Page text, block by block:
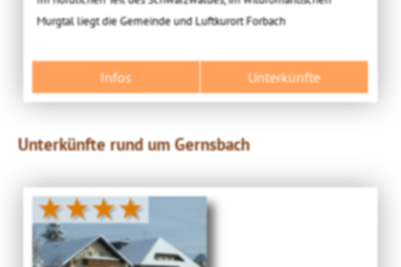
Murgtal liegt die Gemeinde und Luftkurort Forbach
Infos Unterkünfte
Unterkünfte rund um Gernsbach
★★★★